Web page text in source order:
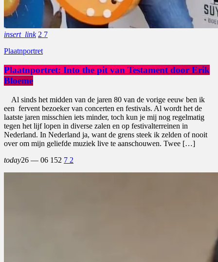
insert_link 2 7
Plaatnportret
Plaatnportret: Into the pit van Testament door Erik
Bloeme
Al sinds het midden van de jaren 80 van de vorige eeuw ben ik
een fervent bezoeker van concerten en festivals. Al wordt het de
laatste jaren misschien iets minder, toch kun je mij nog regelmatig
tegen het lijf lopen in diverse zalen en op festivalterreinen in
Nederland. In Nederland ja, want de grens steek ik zelden of nooit
over om mijn geliefde muziek live te aanschouwen. Twee […]
today26 — 06 152 7 2